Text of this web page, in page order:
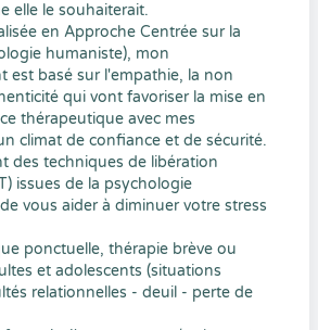
elle le souhaiterait.
en Approche Centrée sur la
humaniste), mon
est basé sur l'empathie, la non
qui vont favoriser la mise en
thérapeutique avec mes
climat de confiance et de sécurité.
des techniques de libération
issues de la psychologie
vous aider à diminuer votre stress
ponctuelle, thérapie brève ou
et adolescents (situations
relationnelles - deuil - perte de